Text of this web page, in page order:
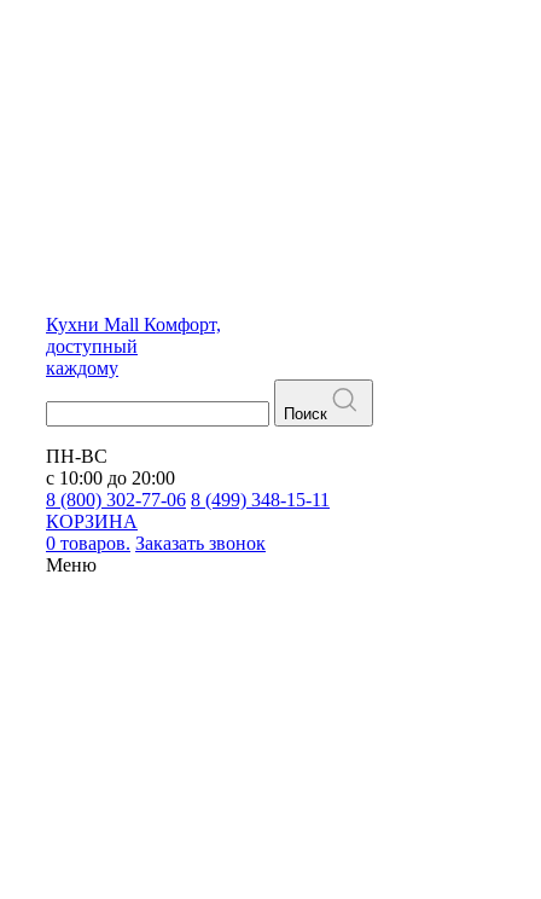
Кухни Mall Комфорт,
доступный
каждому
Поиск
ПН-ВС
с 10:00 до 20:00
8 (800) 302-77-06 8 (499) 348-15-11
КОРЗИНА
0 товаров. Заказать звонок
Меню